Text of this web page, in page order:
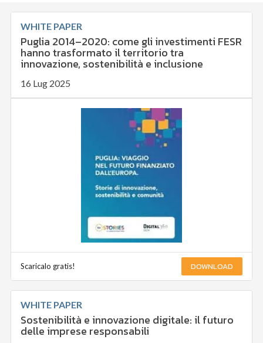
WHITE PAPER
Puglia 2014–2020: come gli investimenti FESR
hanno trasformato il territorio tra
innovazione, sostenibilità e inclusione
16 Lug 2025
Scaricalo gratis! DOWNLOAD
WHITE PAPER
Sostenibilità e innovazione digitale: il futuro
delle imprese responsabili